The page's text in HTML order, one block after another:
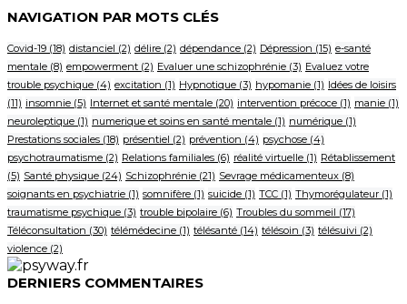
NAVIGATION PAR MOTS CLÉS
Covid-19 (18) distanciel (2) délire (2) dépendance (2) Dépression (15) e-santé
mentale (8) empowerment (2) Evaluer une schizophrénie (3) Evaluez votre
trouble psychique (4) excitation (1) Hypnotique (3) hypomanie (1) Idées de loisirs
(11) insomnie (5) Internet et santé mentale (20) intervention précoce (1) manie (1)
neuroleptique (1) numerique et soins en santé mentale (1) numérique (1)
Prestations sociales (18) présentiel (2) prévention (4) psychose (4)
psychotraumatisme (2) Relations familiales (6) réalité virtuelle (1) Rétablissement
(5) Santé physique (24) Schizophrénie (21) Sevrage médicamenteux (8)
soignants en psychiatrie (1) somnifère (1) suicide (1) TCC (1) Thymorégulateur (1)
traumatisme psychique (3) trouble bipolaire (6) Troubles du sommeil (17)
Téléconsultation (30) télémédecine (1) télésanté (14) télésoin (3) télésuivi (2)
violence (2)
DERNIERS COMMENTAIRES